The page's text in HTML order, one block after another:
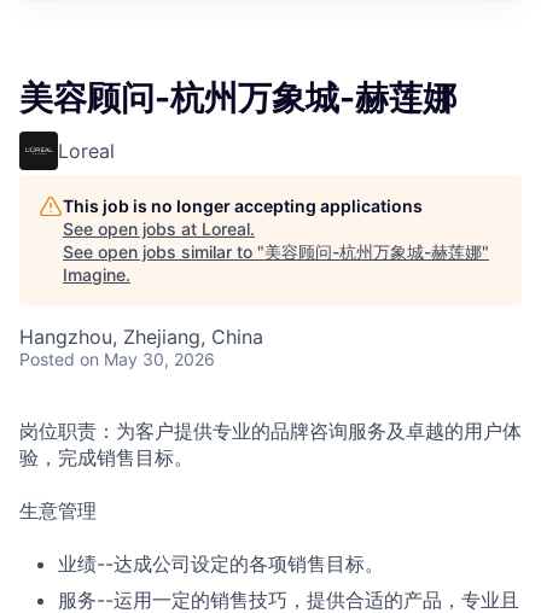
美容顾问-杭州万象城-赫莲娜
Loreal
This job is no longer accepting applications
See open jobs at Loreal.
See open jobs similar to "美容顾问-杭州万象城-赫莲娜"
Imagine.
Hangzhou, Zhejiang, China
Posted on May 30, 2026
岗位职责：为客户提供专业的品牌咨询服务及卓越的用户体
验，完成销售目标。
生意管理
业绩--达成公司设定的各项销售目标。
服务--运用一定的销售技巧，提供合适的产品，专业且